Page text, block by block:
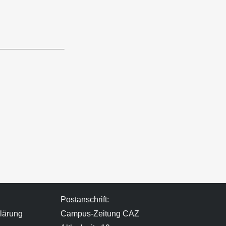
Postanschrift:
Campus-Zeitung CAZ